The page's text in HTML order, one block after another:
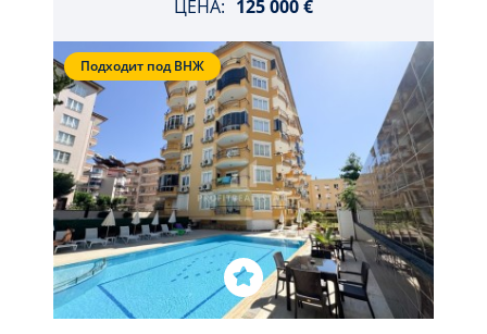
ЦЕНА: 125 000 €
Подходит под ВНЖ